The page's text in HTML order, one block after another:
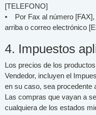
[TELEFONO]
• Por Fax al número [FAX],
arriba o correo electrónico
4. Impuestos
Los precios de los
Vendedor, incluyen el
en su caso, sea procedente
Las compras que vayan a
cualquiera de los estados